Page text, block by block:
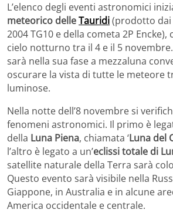
L’elenco degli eventi astronomici
meteorico delleTauridi(prodotto dai
2004 TG10 e della cometa 2P Encke),
cielo notturno tra il 4 e il 5
sarà nella sua fase a mezzaluna
oscurare la vista di tutte le meteore
luminose.
Nella notte dell’8 novembre si
fenomeni astronomici. Il primo è
della Luna Piena, chiamata ‘Luna del
l’altro è legato a un’eclissi totale di
satellite naturale della Terra sarà
Questo evento sarà visibile nella
Giappone, in Australia e in alcune
America occidentale e centrale.